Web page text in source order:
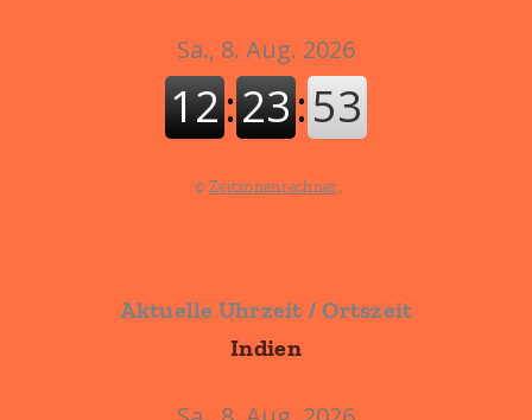
©Zeitzonenrechner
Aktuelle Uhrzeit / Ortszeit
Indien